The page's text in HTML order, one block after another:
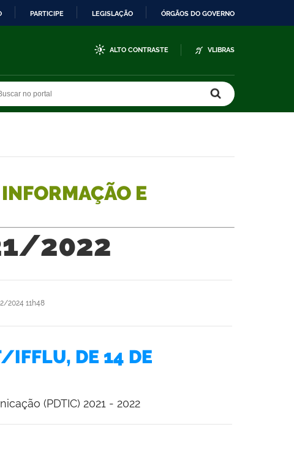
PARTICIPE LEGISLAÇÃO ÓRGÃOS DO GOVERNO
ALTO CONTRASTE VLIBRAS
E
2022
2024 11h48
DE 14 DE
(PDTIC) 2021 - 2022